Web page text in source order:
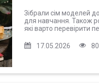
Зібрали сім моделей
для навчання. Також
які варто перевірити
17.05.2026